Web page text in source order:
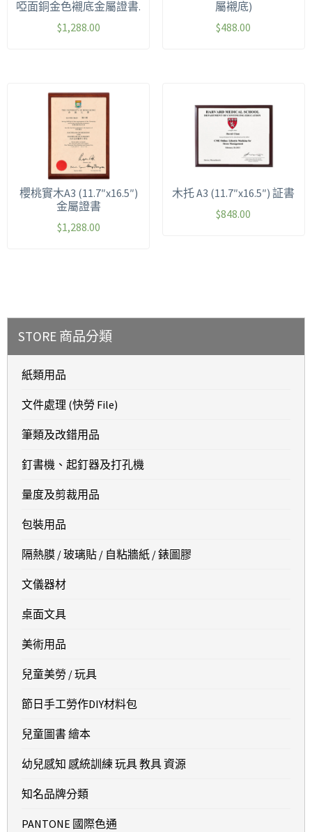
啞面銅金色襯底金屬證書.
$1,288.00
屬襯底)
$488.00
櫻桃實木A3 (11.7″x16.5″)
金屬證書
$1,288.00
木托 A3 (11.7″x16.5″) 証書
$848.00
STORE 商品分類
紙類用品
文件處理 (快勞 File)
筆類及改錯用品
釘書機、起釘器及打孔機
量度及剪裁用品
包裝用品
隔熱膜 / 玻璃貼 / 自粘牆紙 / 錶圖膠
文儀器材
桌面文具
美術用品
兒童美勞 / 玩具
節日手工勞作DIY材料包
兒童圖書 繪本
幼兒感知 感統訓練 玩具 教具 資源
知名品牌分類
PANTONE 國際色通